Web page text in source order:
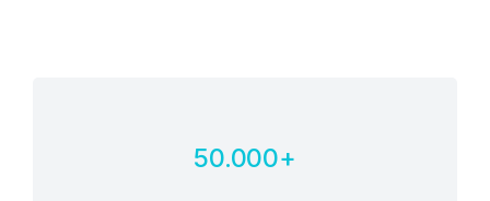
50.000+